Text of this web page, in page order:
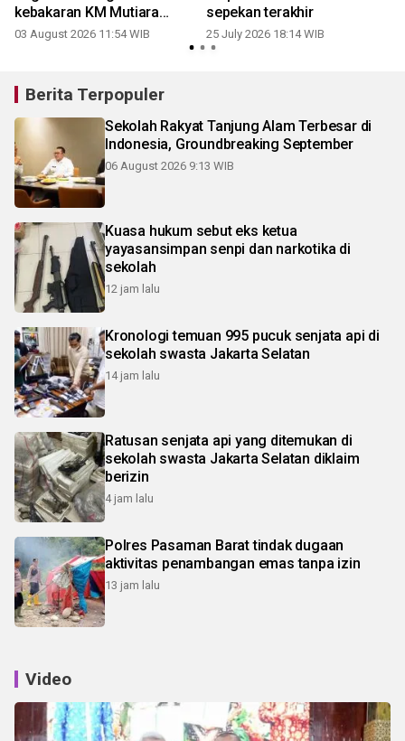
kebakaran KM Mutiara
Sentosa
03 August 2026 11:54 WIB
sepekan terakhir
25 July 2026 18:14 WIB
Berita Terpopuler
Sekolah Rakyat Tanjung Alam Terbesar di
Indonesia, Groundbreaking September
06 August 2026 9:13 WIB
Kuasa hukum sebut eks ketua
yayasansimpan senpi dan narkotika di
sekolah
12 jam lalu
Kronologi temuan 995 pucuk senjata api di
sekolah swasta Jakarta Selatan
14 jam lalu
Ratusan senjata api yang ditemukan di
sekolah swasta Jakarta Selatan diklaim
berizin
4 jam lalu
Polres Pasaman Barat tindak dugaan
aktivitas penambangan emas tanpa izin
13 jam lalu
Video